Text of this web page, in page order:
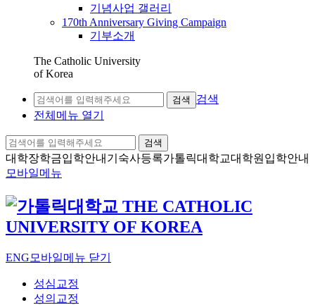
기념사업 갤러리
170th Anniversary Giving Campaign
기부소개
The Catholic University
of Korea
검색
검색
전체메뉴 열기
검색
대학장학금입학안내 기숙사등록가톨릭대학교대학원입학안내
모바일메뉴
ENG 모바일메뉴 닫기
성심교정
성의교정